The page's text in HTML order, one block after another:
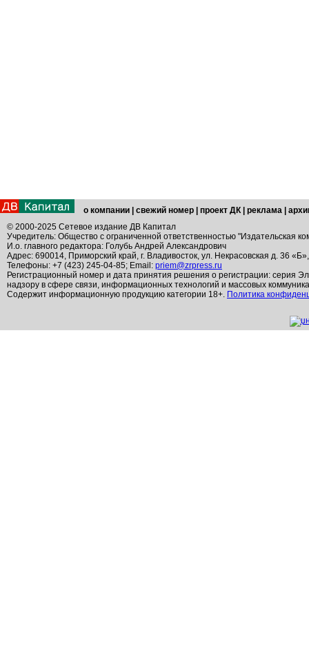
о компании свежий номер проект ДК реклама
© 2000-2025 Сетевое издание ДВ Капитал
Учредитель: Общество с ограниченной ответственностью "Издательская
И.о. главного редактора: Голубь Андрей Александрович
Адрес: 690014, Приморский край, г. Владивосток, ул. Некрасовская д. 36
Телефоны: +7 (423) 245-04-85; Email: priem@zrpress.ru
Регистрационный номер и дата принятия решения о регистрации: серия
надзору в сфере связи, информационных технологий и массовых
Содержит информационную продукцию категории 18+. Политика